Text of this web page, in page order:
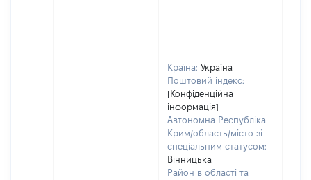
Країна: Україна
Поштовий індекс:
[Конфіденційна
інформація]
Автономна Республіка
Крим/область/місто зі
спеціальним статусом:
Вінницька
Район в області та